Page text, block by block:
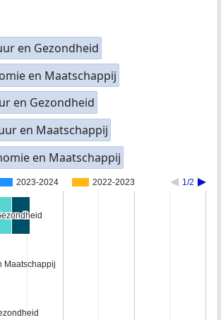
en Gezondheid
en Maatschappij
en Gezondheid
en Maatschappij
en Maatschappij
2023-2024 2022-2023 1/2
Maatschappij
Maatschappij